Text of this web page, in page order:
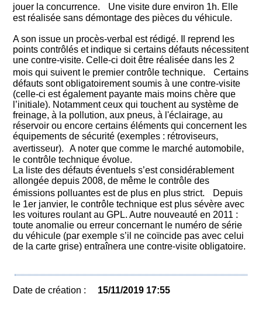
jouer la concurrence. Une visite dure environ 1h. Elle
est réalisée sans démontage des pièces du véhicule.
A son issue un procès-verbal est rédigé. Il reprend les
points contrôlés et indique si certains défauts nécessitent
une contre-visite. Celle-ci doit être réalisée dans les 2
mois qui suivent le premier contrôle technique. Certains
défauts sont obligatoirement soumis à une contre-visite
(celle-ci est également payante mais moins chère que
l’initiale). Notamment ceux qui touchent au système de
freinage, à la pollution, aux pneus, à l'éclairage, au
réservoir ou encore certains éléments qui concernent les
équipements de sécurité (exemples : rétroviseurs,
avertisseur). A noter que comme le marché automobile,
le contrôle technique évolue.
La liste des défauts éventuels s’est considérablement
allongée depuis 2008, de même le contrôle des
émissions polluantes est de plus en plus strict. Depuis
le 1er janvier, le contrôle technique est plus sévère avec
les voitures roulant au GPL. Autre nouveauté en 2011 :
toute anomalie ou erreur concernant le numéro de série
du véhicule (par exemple s’il ne coïncide pas avec celui
de la carte grise) entraînera une contre-visite obligatoire.
Date de création : 15/11/2019 17:55